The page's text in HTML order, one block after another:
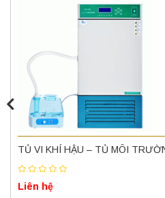
TỦ VI KHÍ HẬU – TỦ MÔI
Liên hệ
Nồi hấp chân
(50 Lít) – Giải